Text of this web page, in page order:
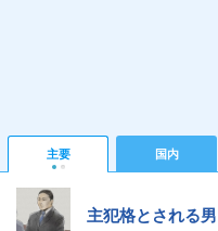
主要 国内
主犯格とされる